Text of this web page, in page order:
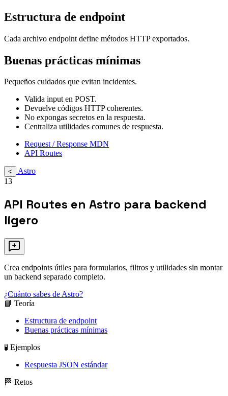
Estructura de endpoint
Cada archivo endpoint define métodos HTTP exportados.
Buenas prácticas mínimas
Pequeños cuidados que evitan incidentes.
Valida input en POST.
Devuelve códigos HTTP coherentes.
No expongas secretos en la respuesta.
Centraliza utilidades comunes de respuesta.
Request / Response MDN
API Routes
<
Astro
13
API Routes en Astro para backend
ligero
Crea endpoints útiles para formularios, filtros y utilidades sin montar
un backend separado completo.
¿Cuánto sabes de Astro?
📘 Teoría
Estructura de endpoint
Buenas prácticas mínimas
🧪 Ejemplos
Respuesta JSON estándar
🏁 Retos